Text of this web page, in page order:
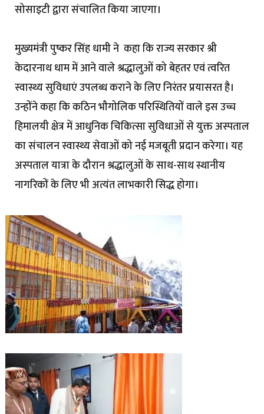
सोसाइटी द्वारा संचालित किया जाएगा।
मुख्यमंत्री पुष्कर सिंह धामी ने कहा कि राज्य सरकार श्री
केदारनाथ धाम में आने वाले श्रद्धालुओं को बेहतर एवं त्वरित
स्वास्थ्य सुविधाएं उपलब्ध कराने के लिए निरंतर प्रयासरत है।
उन्होंने कहा कि कठिन भौगोलिक परिस्थितियों वाले इस उच्च
हिमालयी क्षेत्र में आधुनिक चिकित्सा सुविधाओं से युक्त अस्पताल
का संचालन स्वास्थ्य सेवाओं को नई मजबूती प्रदान करेगा। यह
अस्पताल यात्रा के दौरान श्रद्धालुओं के साथ-साथ स्थानीय
नागरिकों के लिए भी अत्यंत लाभकारी सिद्ध होगा।